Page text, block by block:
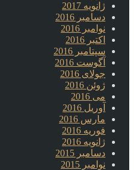
ژانویه 2017
دسامبر 2016
نوامبر 2016
اکتبر 2016
سپتامبر 2016
آگوست 2016
جولای 2016
ژوئن 2016
می 2016
آوریل 2016
مارس 2016
فوریه 2016
ژانویه 2016
دسامبر 2015
نوامبر 2015